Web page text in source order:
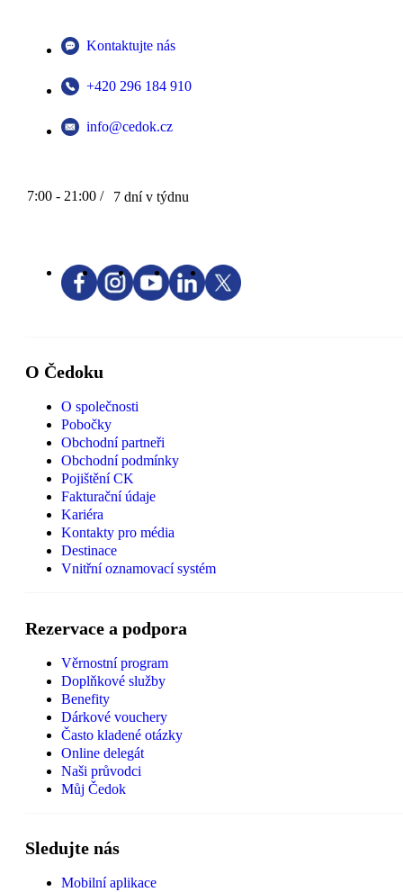
Kontaktujte nás
+420 296 184 910
info@cedok.cz
7:00 - 21:00 / 7 dní v týdnu
O Čedoku
O společnosti
Pobočky
Obchodní partneři
Obchodní podmínky
Pojištění CK
Fakturační údaje
Kariéra
Kontakty pro média
Destinace
Vnitřní oznamovací systém
Rezervace a podpora
Věrnostní program
Doplňkové služby
Benefity
Dárkové vouchery
Často kladené otázky
Online delegát
Naši průvodci
Můj Čedok
Sledujte nás
Mobilní aplikace